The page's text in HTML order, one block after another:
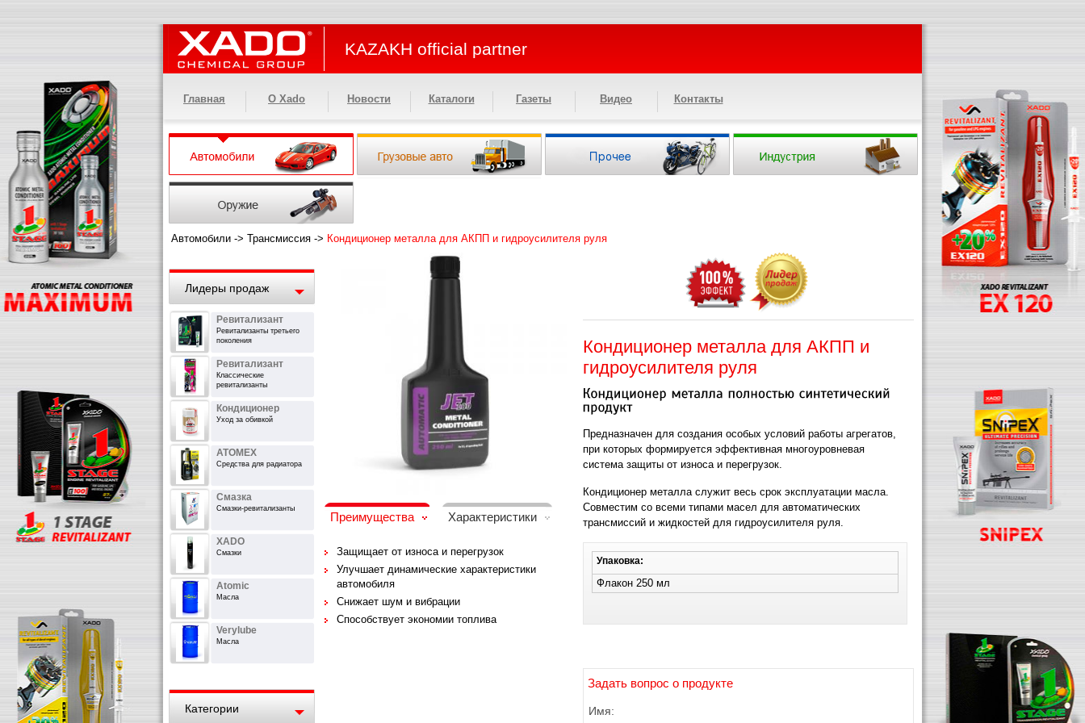
KAZAKH official partner
Главная О Xado Новости Каталоги Газеты Видео Контакты
Автомобили -> Трансмиссия -> Кондиционер металла для АКПП и гидроусилителя руля
Лидеры продаж
Ревитализант
Ревитализанты третьего
поколения
Ревитализант
Классические
ревитализанты
Кондиционер
Уход за обивкой
ATOMEX
Средства для радиатора
Смазка
Смазки-ревитализанты
XADO
Смазки
Atomic
Масла
Verylube
Масла
Категории
Преимущества Характеристики
Защищает от износа и перегрузок
Улучшает динамические характеристики
автомобиля
Снижает шум и вибрации
Способствует экономии топлива
Кондиционер металла для АКПП и
гидроусилителя руля
Предназначен для создания особых условий работы агрегатов,
при которых формируется эффективная многоуровневая
система защиты от износа и перегрузок.
Кондиционер металла служит весь срок эксплуатации масла.
Совместим со всеми типами масел для автоматических
трансмиссий и жидкостей для гидроусилителя руля.
Упаковка:
Флакон 250 мл
Задать вопрос о продукте
Имя: